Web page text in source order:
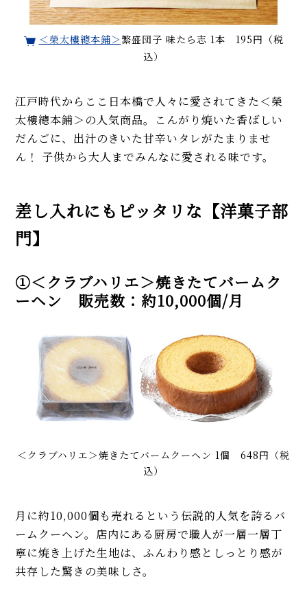
＜榮太樓總本鋪＞繁盛団子 味たら志 1本 195円（税
込）
江戸時代からここ日本橋で人々に愛されてきた＜榮
太樓總本鋪＞の人気商品。こんがり焼いた香ばしい
だんごに、出汁のきいた甘辛いタレがたまりませ
ん！ 子供から大人までみんなに愛される味です。
差し入れにもピッタリな【洋菓子部
門】
①＜クラブハリエ＞焼きたてバームク
ーヘン 販売数：約10,000個/月
＜クラブハリエ＞焼きたてバームクーヘン 1個 648円（税
込）
月に約10,000個も売れるという伝説的人気を誇るバ
ームクーヘン。店内にある厨房で職人が一層一層丁
寧に焼き上げた生地は、ふんわり感としっとり感が
共存した驚きの美味しさ。